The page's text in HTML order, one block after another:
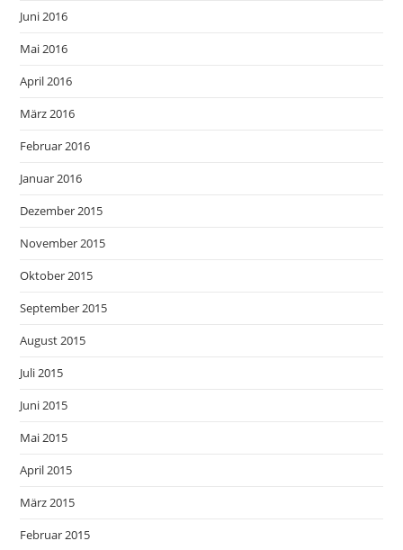
Juni 2016
Mai 2016
April 2016
März 2016
Februar 2016
Januar 2016
Dezember 2015
November 2015
Oktober 2015
September 2015
August 2015
Juli 2015
Juni 2015
Mai 2015
April 2015
März 2015
Februar 2015